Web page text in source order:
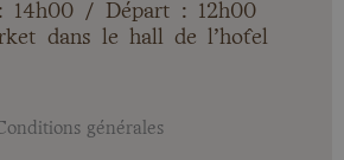
14h00 / Départ : 12h00
dans le hall de l’hôtel
générales